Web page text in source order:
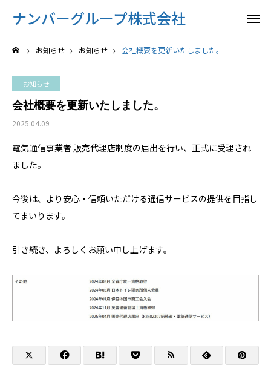
ナンバーグループ株式会社
お知らせ お知らせ 会社概要を更新いたしました。
お知らせ
会社概要を更新いたしました。
2025.04.09
電気通信事業者 販売代理店制度の届出を行い、正式に受理され
ました。
今後は、より安心・信頼いただける通信サービスの提供を目指し
てまいります。
引き続き、よろしくお願い申し上げます。